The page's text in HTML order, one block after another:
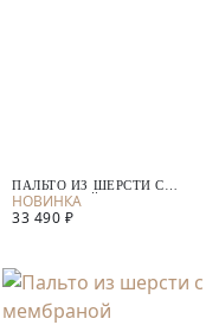
ПАЛЬТО ИЗ ШЕРСТИ С
МЕМБРАНОЙ
33 490 ₽